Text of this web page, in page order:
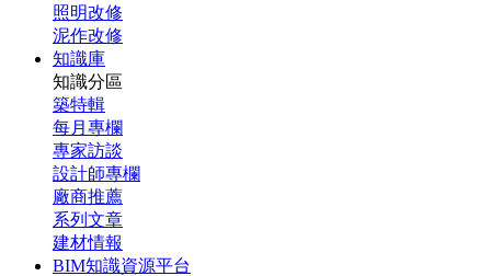
照明改修
泥作改修
知識庫
知識分區
築特輯
每月專欄
專家訪談
設計師專欄
廠商推薦
系列文章
建材情報
BIM知識資源平台